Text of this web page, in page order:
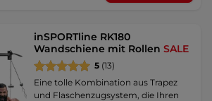
inSPORTline RK180
Wandschiene mit RollenSALE
5 (13)
Eine tolle Kombination aus Trapez
und Flaschenzugsystem, die Ihren